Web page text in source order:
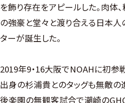
を飾り存在をアピールした。肉体
の強豪と堂々と渡り合える日本人
ターが誕生した。
2019年9・16大阪でNOAHに初参
出身の杉浦貴とのタッグも無敵の
後楽園の無観客試合で潮崎の